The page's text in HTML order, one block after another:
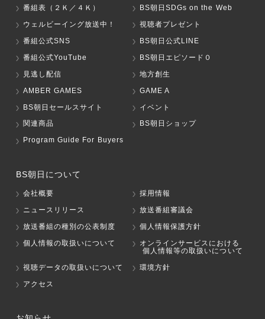
番組表（２Ｋ／４Ｋ）
BS朝日SDGs on the Web
ウェルビーイング放送中！
視聴者プレゼント
番組公式SNS
BS朝日公式LINE
番組公式YouTube
BS朝日エピソード０
見逃し配信
地方創生
AMBER GAMES
GAME A
BS朝日セールスサイト
イベント
関連商品
BS朝日ショップ
Program Guide For Buyers
BS朝日について
会社概要
採用情報
ニュースリリース
放送番組審議会
放送番組の種別の公表制度
個人情報保護方針
個人情報の取扱いについて
オンラインサービスにおける
個人情報等の取扱いについて
視聴データの取扱いについて
環境方針
アクセス